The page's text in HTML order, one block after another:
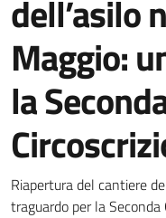
dell’asilo
Maggio:
la
Dettagli
Riapertura del cantiere
traguardo per la Seconda